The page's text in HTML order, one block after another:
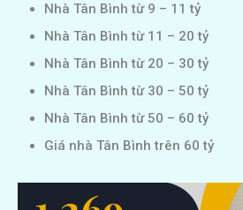
Nhà Tân Bình từ 9 – 11 tỷ
Nhà Tân Bình từ 11 – 20 tỷ
Nhà Tân Bình từ 20 – 30 tỷ
Nhà Tân Bình từ 30 – 50 tỷ
Nhà Tân Bình từ 50 – 60 tỷ
Giá nhà Tân Bình trên 60 tỷ